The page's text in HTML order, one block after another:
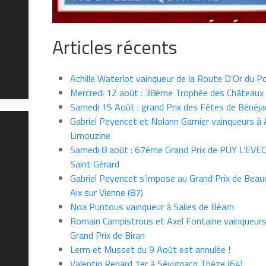
Articles récents
Achille Waterlot vainqueur de la Route D’Or du
Mercredi 12 août : 38ème Trophée des Châteaux
Samedi 15 Août : grand Prix des Fêtes de
Gabriel Peyencet et Nolann Garnier vainqueurs à
Limouzine
Samedi 8 août : 67ème Grand Prix de PUY
Saint Gérard
Gabriel Peyencet s’impose au Grand Prix de
Aix sur Vienne (87)
Noa Puntous vainqueur à Salies de Béarn
Romain Campistrous et Axel Fontaine
Grand Prix de Biran
Lerm et Musset du 9 Août est annulée !